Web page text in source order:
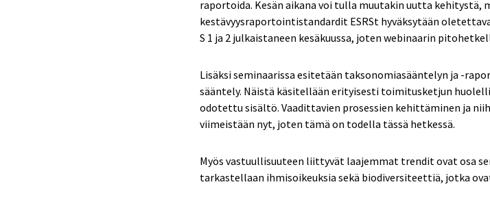
raportoida. Kesän aikana voi tulla muutakin uutta kehitystä,
kestävyysraportointistandardit ESRSt hyväksytään
S 1 ja 2 julkaistaneen kesäkuussa, joten webinaarin
Lisäksi seminaarissa esitetään taksonomiasääntelyn ja -
sääntely. Näistä käsitellään erityisesti toimitusketjun
odotettu sisältö. Vaadittavien prosessien kehittäminen ja
viimeistään nyt, joten tämä on todella tässä hetkessä.
Myös vastuullisuuteen liittyvät laajemmat trendit ovat osa
tarkastellaan ihmisoikeuksia sekä biodiversiteettiä, jotka